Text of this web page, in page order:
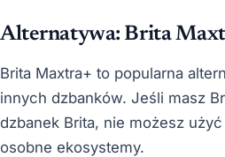
Alternatywa: Brita
Brita Maxtra+ to popularna
innych dzbanków. Jeśli masz
dzbanek Brita, nie możesz
osobne ekosystemy.